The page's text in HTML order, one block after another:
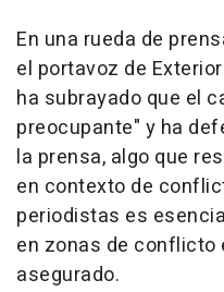
En una rueda de
el portavoz de
ha subrayado que el
preocupante" y ha
la prensa, algo que
en contexto de
periodistas es
en zonas de conflicto
asegurado.